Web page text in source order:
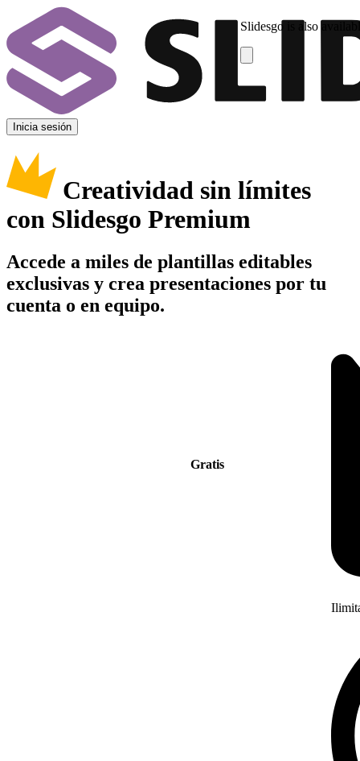
Slidesgo is also
Inicia sesión
Creatividad sin límites
con Slidesgo Premium
Accede a miles de plantillas editables
exclusivas y crea presentaciones por tu
cuenta o en equipo.
Gratis